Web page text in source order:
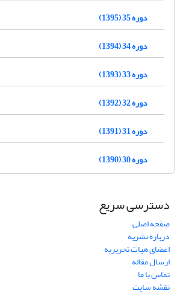
دوره 35 (1395)
دوره 34 (1394)
دوره 33 (1393)
دوره 32 (1392)
دوره 31 (1391)
دوره 30 (1390)
دسترسی سریع
صفحه اصلی
درباره نشریه
اعضای هیات تحریریه
ارسال مقاله
تماس با ما
نقشه سایت